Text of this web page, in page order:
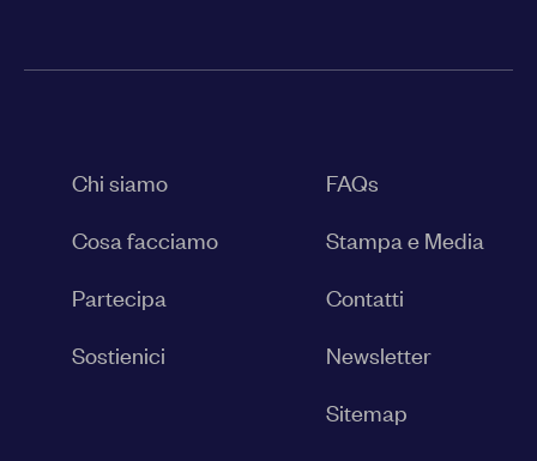
Chi siamo
Cosa facciamo
Partecipa
Sostienici
FAQs
Stampa e Media
Contatti
Newsletter
Sitemap